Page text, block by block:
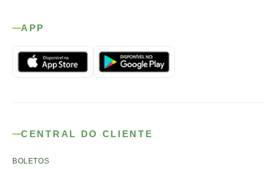
APP
CENTRAL DO CLIENTE
BOLETOS